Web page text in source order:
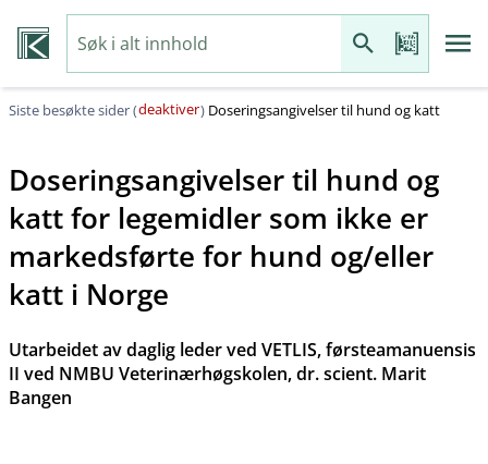
Siste besøkte sider (deaktiver) Doseringsangivelser til hund og katt
Doseringsangivelser til hund og
katt for legemidler som ikke er
markedsførte for hund og​/​eller
katt i Norge
Utarbeidet av daglig leder ved VETLIS, førsteamanuensis
II ved NMBU Veterinærhøgskolen, dr. scient. Marit
Bangen